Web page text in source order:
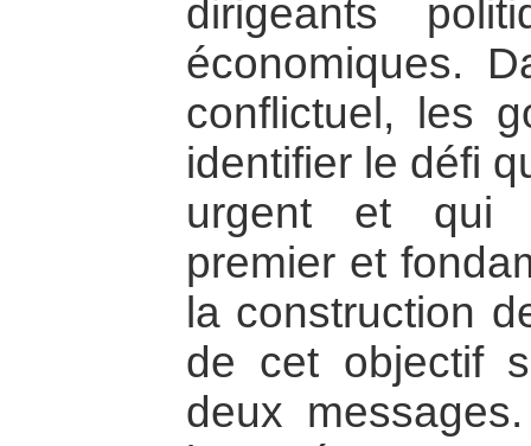
dirigeants
économiques.
conflictuel, les
identifier le défi
urgent et qui
premier et
la construction
de cet objectif
deux